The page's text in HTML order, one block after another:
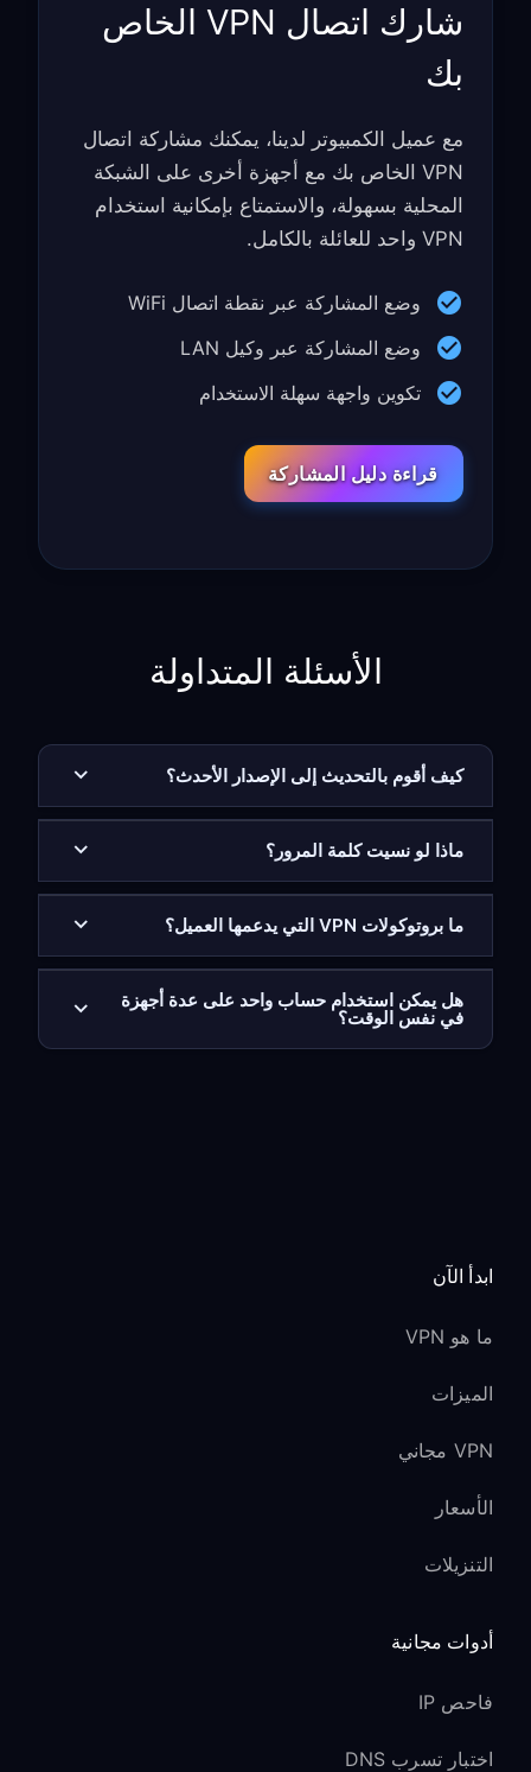
شارك اتصال VPN الخاص
بك
مع عميل الكمبيوتر لدينا، يمكنك مشاركة اتصال
VPN الخاص بك مع أجهزة أخرى على الشبكة
المحلية بسهولة، والاستمتاع بإمكانية استخدام
VPN واحد للعائلة بالكامل.
وضع المشاركة عبر نقطة اتصال WiFi
وضع المشاركة عبر وكيل LAN
تكوين واجهة سهلة الاستخدام
قراءة دليل المشاركة
الأسئلة المتداولة
كيف أقوم بالتحديث إلى الإصدار الأحدث؟
ماذا لو نسيت كلمة المرور؟
ما بروتوكولات VPN التي يدعمها العميل؟
هل يمكن استخدام حساب واحد على عدة أجهزة
في نفس الوقت؟
ابدأ الآن
ما هو VPN
الميزات
VPN مجاني
الأسعار
التنزيلات
أدوات مجانية
فاحص IP
اختبار تسرب DNS